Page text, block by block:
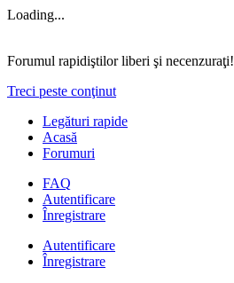
Loading...
Forumul rapidiştilor liberi şi necenzuraţi!
Treci peste conţinut
Legături rapide
Acasă
Forumuri
FAQ
Autentificare
Înregistrare
Autentificare
Înregistrare